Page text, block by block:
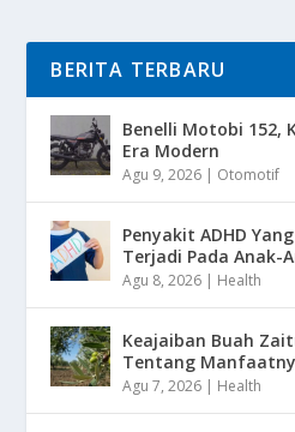
BERITA TERBARU
Benelli Motobi 152,
Era Modern
Agu 9, 2026 | Otomotif
Penyakit ADHD
Terjadi Pada Anak-
Agu 8, 2026 | Health
Keajaiban Buah
Tentang
Agu 7, 2026 | Health